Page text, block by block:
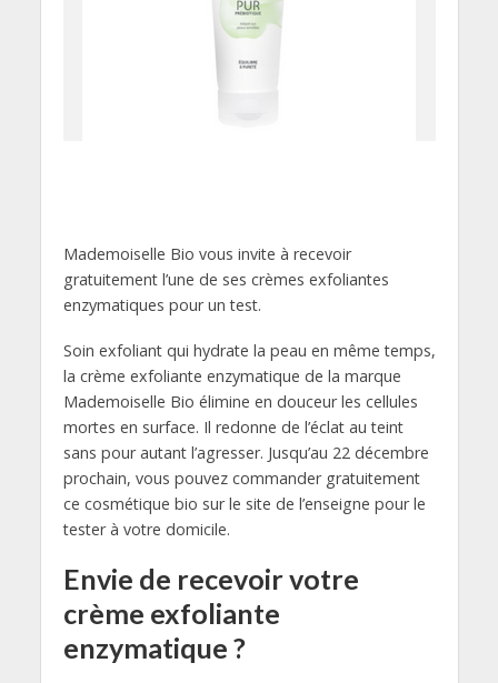
Mademoiselle Bio vous invite à recevoir
gratuitement l’une de ses crèmes exfoliantes
enzymatiques pour un test.
Soin exfoliant qui hydrate la peau en même temps,
la crème exfoliante enzymatique de la marque
Mademoiselle Bio élimine en douceur les cellules
mortes en surface. Il redonne de l’éclat au teint
sans pour autant l’agresser. Jusqu’au 22 décembre
prochain, vous pouvez commander gratuitement
ce cosmétique bio sur le site de l’enseigne pour le
tester à votre domicile.
Envie de recevoir votre
crème exfoliante
enzymatique ?